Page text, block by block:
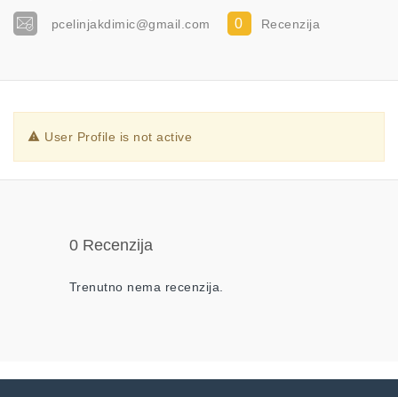
pcelinjakdimic@gmail.com 0 Recenzija
User Profile is not active
0 Recenzija
Trenutno nema recenzija.